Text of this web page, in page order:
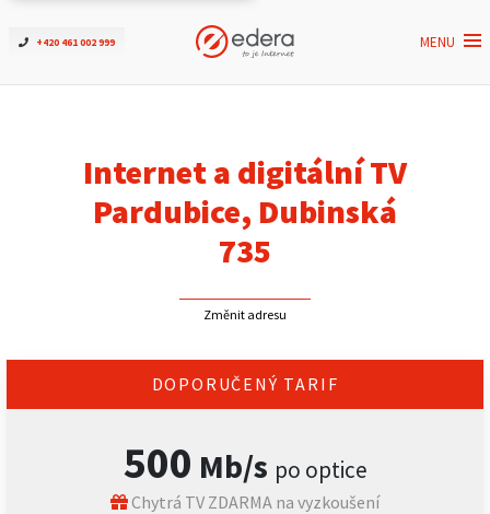
+420 461 002 999 MENU
Ověřit dostupnost
ČEZNET TV
Kontakt
Internet a digitální TV
Pardubice, Dubinská
735
Změnit adresu
DOPORUČENÝ TARIF
500 Mb/s po optice
Chytrá TV ZDARMA na vyzkoušení